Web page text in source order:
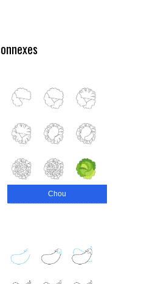
Chou